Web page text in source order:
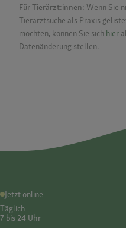
Für Tierärzt:innen: Wenn Sie
Tierarztsuche als Praxis
möchten, können Sie sich hier
Datenänderung stellen.
Jetzt online
Täglich
7 bis 24 Uhr